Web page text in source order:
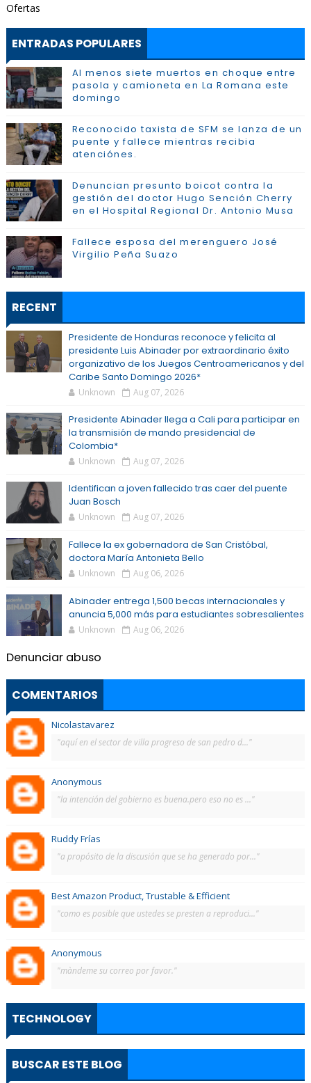
Ofertas
ENTRADAS POPULARES
Al menos siete muertos en choque entre
pasola y camioneta en La Romana este
domingo
Reconocido taxista de SFM se lanza de un
puente y fallece mientras recibia
atenciónes.
Denuncian presunto boicot contra la
gestión del doctor Hugo Sención Cherry
en el Hospital Regional Dr. Antonio Musa
Fallece esposa del merenguero José
Virgilio Peña Suazo
RECENT
Presidente de Honduras reconoce y felicita al
presidente Luis Abinader por extraordinario éxito
organizativo de los Juegos Centroamericanos y del
Caribe Santo Domingo 2026*
Unknown Aug 07, 2026
Presidente Abinader llega a Cali para participar en
la transmisión de mando presidencial de
Colombia*
Unknown Aug 07, 2026
Identifican a joven fallecido tras caer del puente
Juan Bosch
Unknown Aug 07, 2026
Fallece la ex gobernadora de San Cristóbal,
doctora María Antonieta Bello
Unknown Aug 06, 2026
Abinader entrega 1,500 becas internacionales y
anuncia 5,000 más para estudiantes sobresalientes
Unknown Aug 06, 2026
Denunciar abuso
COMENTARIOS
Nicolastavarez
"aquí en el sector de villa progreso de san pedro d..."
Anonymous
"la intención del gobierno es buena.pero eso no es ..."
Ruddy Frías
"a propósito de la discusión que se ha generado por..."
Best Amazon Product, Trustable & Efficient
"como es posible que ustedes se presten a reproduci..."
Anonymous
"màndeme su correo por favor."
TECHNOLOGY
BUSCAR ESTE BLOG